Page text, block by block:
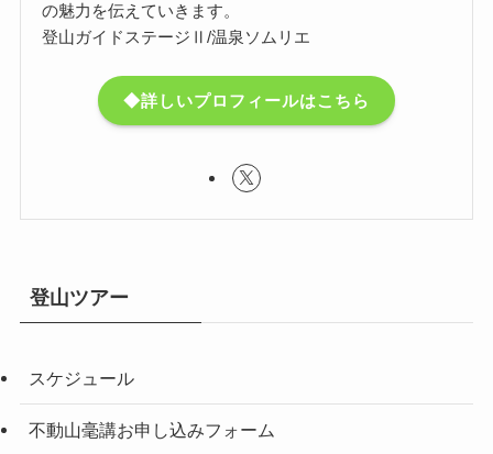
の魅力を伝えていきます。
登山ガイドステージⅡ/温泉ソムリエ
◆詳しいプロフィールはこちら
登山ツアー
スケジュール
不動山毫講お申し込みフォーム